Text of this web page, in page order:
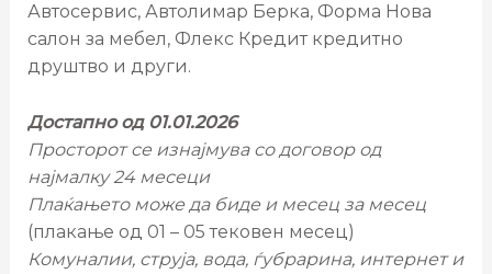
Автосервис, Автолимар Берка, Форма Нова
салон за мебел, Флекс Кредит кредитно
друштво и други.
Достапноод 01.01.2026
Просторот се изнајмува со договор од
најмалку 24 месеци
Плаќањето може да биде и месец за месец
(плакање од 01 – 05 тековен месец)
Комуналии, струја, вода, ѓубрарина, интернет и